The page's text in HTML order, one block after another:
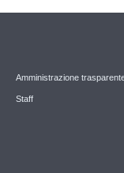
Amministrazione
Staff